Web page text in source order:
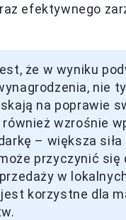
efektywnego
że w wyniku
nie
na poprawie
wzrośnie
– większa
przyczynić się
w
korzystne dla